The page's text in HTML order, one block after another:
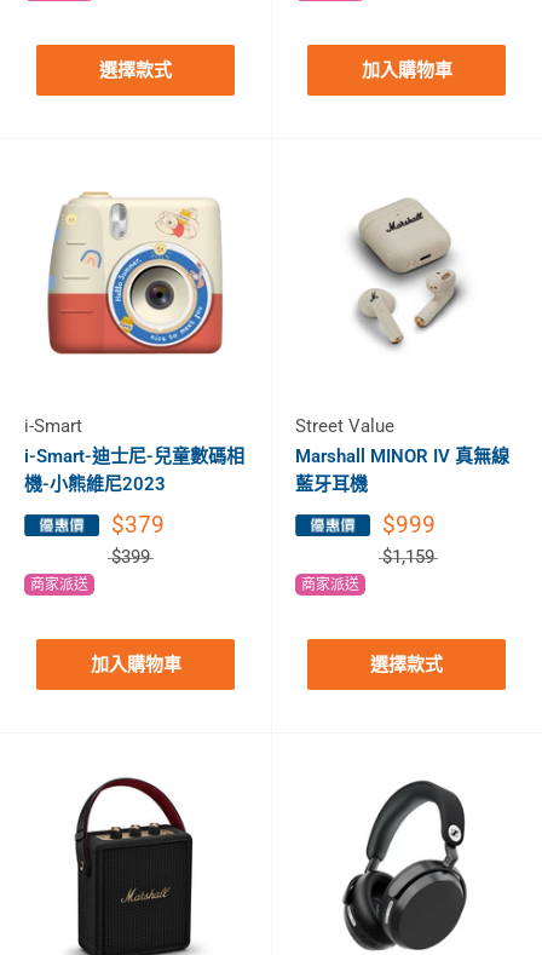
選擇款式 加入購物車
i-Smart
i-Smart-迪士尼-兒童數碼相
機-小熊維尼2023
$379
$399
商家派送
加入購物車
Street Value
Marshall MINOR IV 真無線
藍牙耳機
$999
$1,159
商家派送
選擇款式